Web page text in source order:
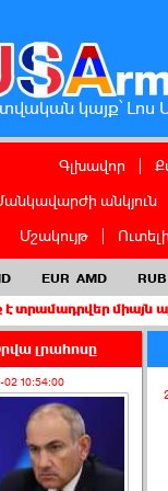
կայք՝ Լոս
Գլխավոր
անկյուն
Մշակույթ
EUR AMD RUB
միայն այն
լրահոսը
10:54:00